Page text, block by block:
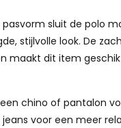
pasvorm sluit de polo
stijlvolle look. De
maakt dit item
chino of pantalon
voor een meer